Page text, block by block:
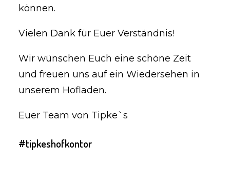
können.
Vielen Dank für Euer Verständnis!
Wir wünschen Euch eine schöne Zeit
und freuen uns auf ein Wiedersehen in
unserem Hofladen.
Euer Team von Tipke`s
#tipkeshofkontor